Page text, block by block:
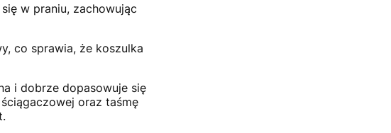
w praniu, zachowując
co sprawia, że koszulka
i dobrze dopasowuje się
oraz taśmę